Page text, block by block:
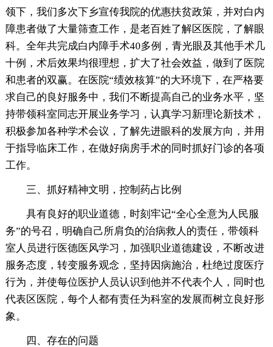
领下，我们多次下乡宣传我院的优惠扶贫政策，并对白内
障患者做了大量筛查工作，是老百姓了解区医院，了解眼
科。全年共完成白内障手术40多例，青光眼及其他手术几
十例，术后效果均很理想，扩大了社会效益，做到了医院
和患者的双赢。在医院“绩效核算”的大环境下，在严格要
求自己的良好服务中，我们不断提高自己的业务水平，坚
持带领科室同志开展业务学习，认真学习新理论新技术，
积极参加各种学术会议，了解先进眼科的发展方向，并用
于指导临床工作，在做好病房手术的同时抓好门诊的各项
工作。
三、抓好精神文明，控制药占比例
具有良好的职业道德，时刻牢记“全心全意为人民服
务”的号召，明确自己所肩负的治病救人的责任，带领科
室人员进行医德医风学习，加强职业道德建设，不断改进
服务态度，转变服务观念，坚持因病施治，杜绝过度医疗
行为，并使每位医护人员认识到他并不代表个人，同时也
代表区医院，每个人都有责任为科室的发展而树立良好形
象。
四、存在的问题